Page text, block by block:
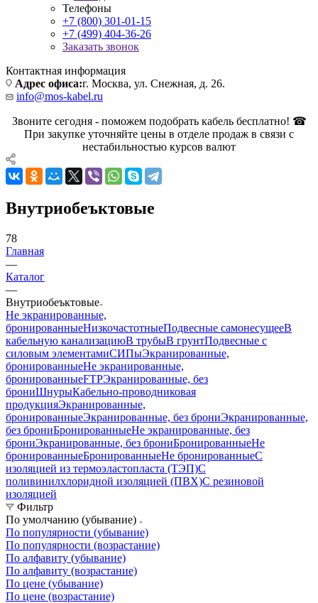
Телефоны
+7 (800) 301-01-15
+7 (499) 404-36-26
Заказать звонок
Контактная информация
Адрес офиса:г. Москва, ул. Снежная, д. 26.
info@mos-kabel.ru
Звоните сегодня - поможем подобрать кабель бесплатно! ☎
При закупке уточняйте цены в отделе продаж в связи с
нестабильностью курсов валют
Внутриобеъктовые
78
Главная
—
Каталог
—
Внутриобеъктовые
Не экранированные,
бронированныеНизкочастотныеПодвесные самонесущееВ
кабельную канализациюВ трубыВ грунтПодвесные с
силовым элементамиСИПыЭкранированные,
бронированныеНе экранированные,
бронированныеFTPЭкранированные, без
брониШнурыКабельно-проводниковая
продукцияЭкранированные,
бронированныеЭкранированные, без брониЭкранированные,
без брониБронированныеНе экранированные, без
брониЭкранированные, без брониБронированныеНе
бронированныеБронированныеНе бронированныеС
изоляцией из термоэластопласта (ТЭП)С
поливинилхлоридной изоляцией (ПВХ)С резиновой
изоляцией
Фильтр
По умолчанию (убывание)
По популярности (убывание)
По популярности (возрастание)
По алфавиту (убывание)
По алфавиту (возрастание)
По цене (убывание)
По цене (возрастание)